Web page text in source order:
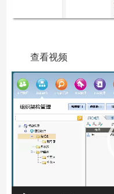
查看视频
视
频
播
放